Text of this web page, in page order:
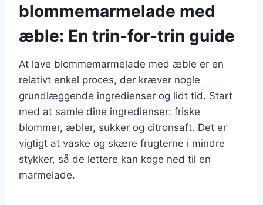
blommemarmelade med
æble: En trin-for-trin guide
At lave blommemarmelade med æble er en
relativt enkel proces, der kræver nogle
grundlæggende ingredienser og lidt tid. Start
med at samle dine ingredienser: friske
blommer, æbler, sukker og citronsaft. Det er
vigtigt at vaske og skære frugterne i mindre
stykker, så de lettere kan koge ned til en
marmelade.